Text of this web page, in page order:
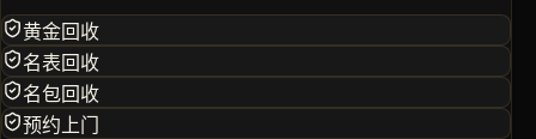
黄金回收
名表回收
名包回收
预约上门